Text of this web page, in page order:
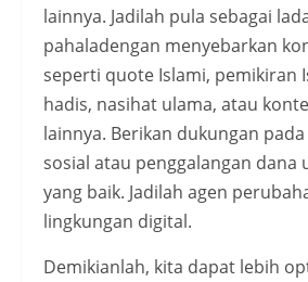
lainnya. Jadilah pula sebagai
pahaladengan menyebarkan
seperti quote Islami, pemikiran
hadis, nasihat ulama, atau
lainnya. Berikan dukungan
sosial atau penggalangan dana
yang baik. Jadilah agen
lingkungan digital.
Demikianlah, kita dapat lebih